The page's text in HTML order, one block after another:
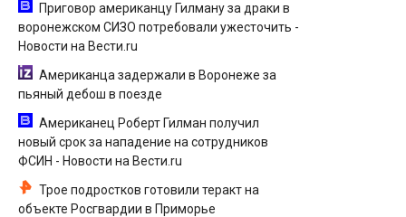
Приговор американцу Гилману за драки в
воронежском СИЗО потребовали ужесточить -
Новости на Вести.ru
Американца задержали в Воронеже за
пьяный дебош в поезде
Американец Роберт Гилман получил
новый срок за нападение на сотрудников
ФСИН - Новости на Вести.ru
Трое подростков готовили теракт на
объекте Росгвардии в Приморье